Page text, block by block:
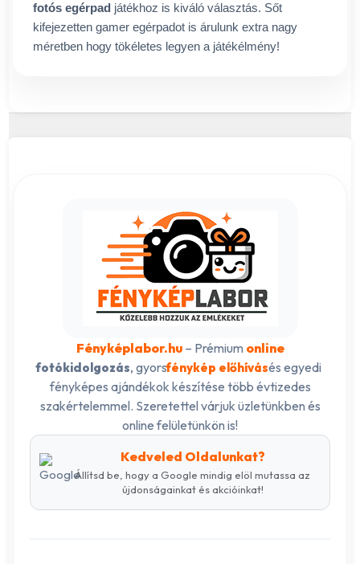
fotós egérpad játékhoz is kiváló választás. Sőt
kifejezetten gamer egérpadot is árulunk extra nagy
méretben hogy tökéletes legyen a játékélmény!
Fényképlabor.hu– Prémium online
fotókidolgozás, gyorsfénykép előhívásés egyedi
fényképes ajándékok készítése több évtizedes
szakértelemmel. Szeretettel várjuk üzletünkben és
online felületünkön is!
Kedveled Oldalunkat?
Állítsd be, hogy a Google mindig elöl mutassa az
újdonságainkat és akcióinkat!